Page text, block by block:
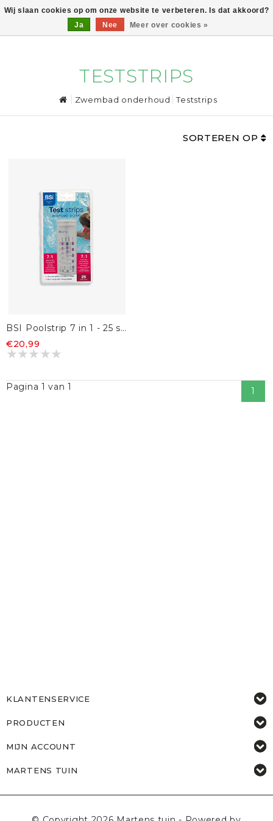
0
TESTSTRIPS
Zwembad onderhoud Teststrips
SORTEREN OP
BSI Poolstrip 7 in 1 - 25 stuks
€20,99
Pagina 1 van 1 1
KLANTENSERVICE
PRODUCTEN
MIJN ACCOUNT
MARTENS TUIN
Wij slaan cookies op om onze website te verbeteren. Is dat akkoord?
Ja
Nee Meer over cookies »